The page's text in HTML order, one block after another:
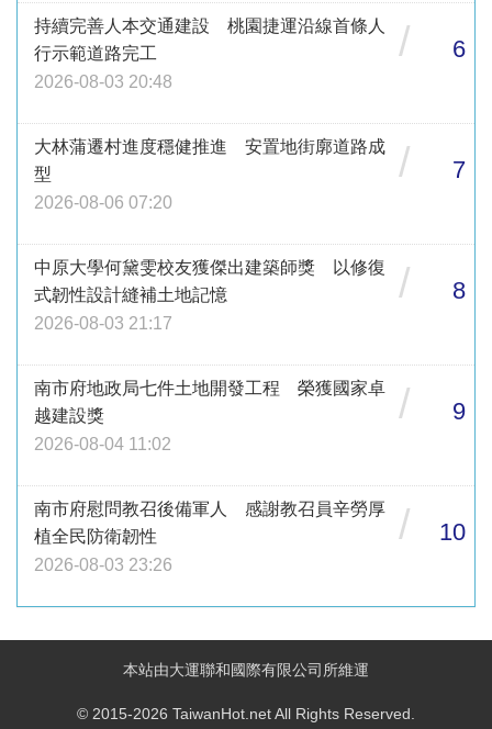
持續完善人本交通建設 桃園捷運沿線首條人
行示範道路完工
2026-08-03 20:48
/ 6
大林蒲遷村進度穩健推進 安置地街廓道路成
型
2026-08-06 07:20
/ 7
中原大學何黛雯校友獲傑出建築師獎 以修復
式韌性設計縫補土地記憶
2026-08-03 21:17
/ 8
南市府地政局七件土地開發工程 榮獲國家卓
越建設獎
2026-08-04 11:02
/ 9
南市府慰問教召後備軍人 感謝教召員辛勞厚
植全民防衛韌性
2026-08-03 23:26
/ 10
本站由大運聯和國際有限公司所維運
© 2015-2026 TaiwanHot.net All Rights Reserved.